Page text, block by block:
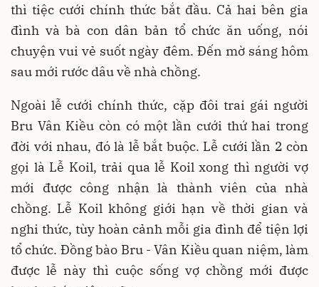
thì tiệc cưới chính thức bắt đầu. Cả hai bên gia
đình và bà con dân bản tổ chức ăn uống, nói
chuyện vui vẻ suốt ngày đêm. Đến mờ sáng hôm
sau mới rước dâu về nhà chồng.
Ngoài lễ cưới chính thức, cặp đôi trai gái người
Bru Vân Kiều còn có một lần cưới thứ hai trong
đời với nhau, đó là lễ bắt buộc. Lễ cưới lần 2 còn
gọi là Lễ Koil, trải qua lễ Koil xong thì người vợ
mới được công nhận là thành viên của nhà
chồng. Lễ Koil không giới hạn về thời gian và
nghi thức, tùy hoàn cảnh mỗi gia đình để tiện lợi
tổ chức. Đồng bào Bru - Vân Kiều quan niệm, làm
được lễ này thì cuộc sống vợ chồng mới được